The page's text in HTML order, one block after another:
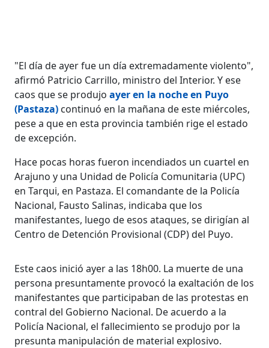
"El día de ayer fue un día extremadamente violento",
afirmó Patricio Carrillo, ministro del Interior. Y ese
caos que se produjoayer en la noche en Puyo
(Pastaza) continuó en la mañana de este miércoles,
pese a que en esta provincia también rige el estado
de excepción.
Hace pocas horas fueron incendiados un cuartel en
Arajuno y una Unidad de Policía Comunitaria (UPC)
en Tarqui, en Pastaza. El comandante de la Policía
Nacional, Fausto Salinas, indicaba que los
manifestantes, luego de esos ataques, se dirigían al
Centro de Detención Provisional (CDP) del Puyo.
Este caos inició ayer a las 18h00. La muerte de una
persona presuntamente provocó la exaltación de los
manifestantes que participaban de las protestas en
contral del Gobierno Nacional. De acuerdo a la
Policía Nacional, el fallecimiento se produjo por la
presunta manipulación de material explosivo.